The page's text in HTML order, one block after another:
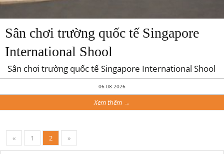
Sân chơi trường quốc tế Singapore
International Shool
Sân chơi trường quốc tế Singapore International Shool
06-08-2026
Xem thêm →
« 1 2 »